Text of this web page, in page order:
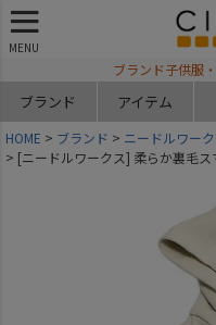
MENU
ブランド子供服
ブランド アイテム
HOME ブランド
ニードルワー
[ニードルワークス] 柔らか裏毛